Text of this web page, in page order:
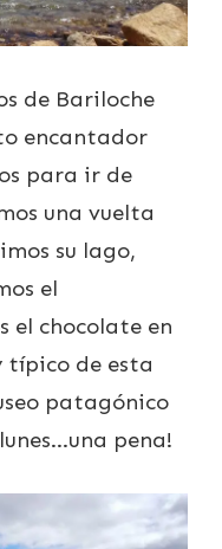
de Bariloche
encantador
para ir de
una vuelta
su lago,
el
el chocolate en
típico de esta
patagónico
pena!